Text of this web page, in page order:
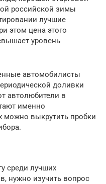
российской зимы
лучшие
этом цена этого
уровень
автомобилисты
доливки
автолюбители в
именно
выкрутить пробки
среди лучших
нужно изучить вопрос